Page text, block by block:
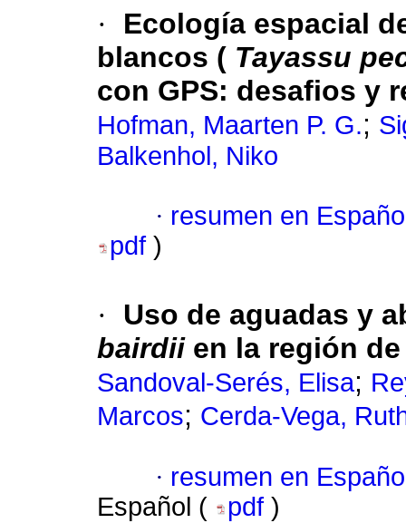
·
Ecología espacial
blancos ( Tayassu
con GPS: desafios y
Hofman, Maarten P. G.;
Balkenhol, Niko
· resumen en
pdf )
·
Uso de aguadas y
bairdiien la región de
Sandoval-Serés, Elisa;
Marcos; Cerda-Vega,
· resumen en
Español (
pdf )